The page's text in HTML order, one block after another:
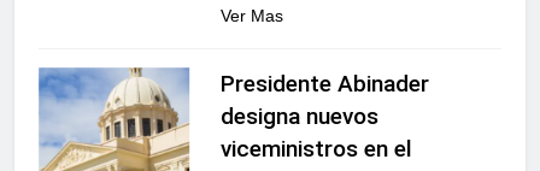
Ver Mas
Presidente Abinader
designa nuevos
viceministros en el